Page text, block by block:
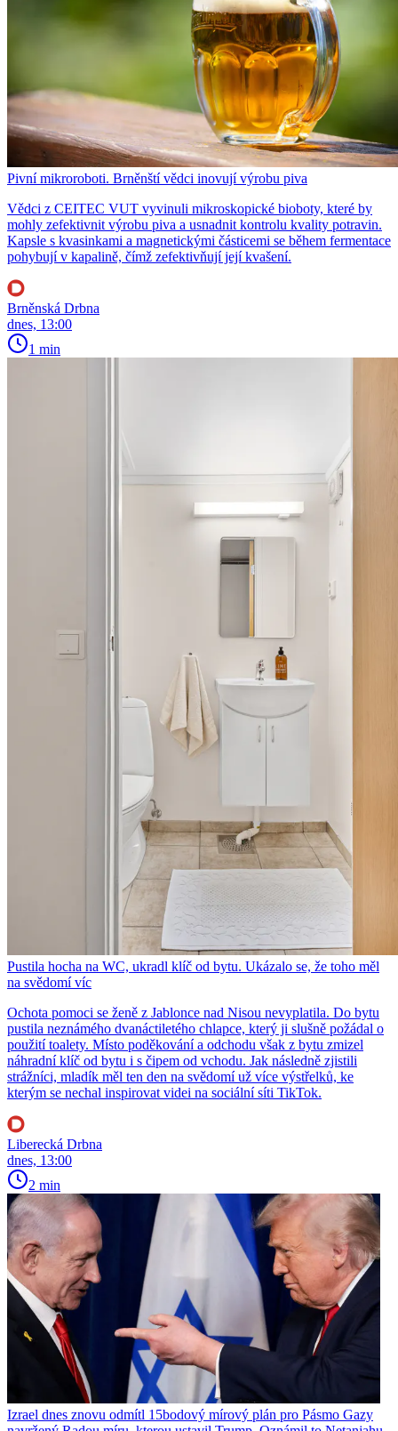
Pivní mikroroboti. Brněnští vědci inovují výrobu piva
Vědci z CEITEC VUT vyvinuli mikroskopické bioboty, které by
mohly zefektivnit výrobu piva a usnadnit kontrolu kvality potravin.
Kapsle s kvasinkami a magnetickými částicemi se během fermentace
pohybují v kapalině, čímž zefektivňují její kvašení.
Brněnská Drbna
dnes, 13:00
1 min
Pustila hocha na WC, ukradl klíč od bytu. Ukázalo se, že toho měl
na svědomí víc
Ochota pomoci se ženě z Jablonce nad Nisou nevyplatila. Do bytu
pustila neznámého dvanáctiletého chlapce, který ji slušně požádal o
použití toalety. Místo poděkování a odchodu však z bytu zmizel
náhradní klíč od bytu i s čipem od vchodu. Jak následně zjistili
strážníci, mladík měl ten den na svědomí už více výstřelků, ke
kterým se nechal inspirovat videi na sociální síti TikTok.
Liberecká Drbna
dnes, 13:00
2 min
Izrael dnes znovu odmítl 15bodový mírový plán pro Pásmo Gazy